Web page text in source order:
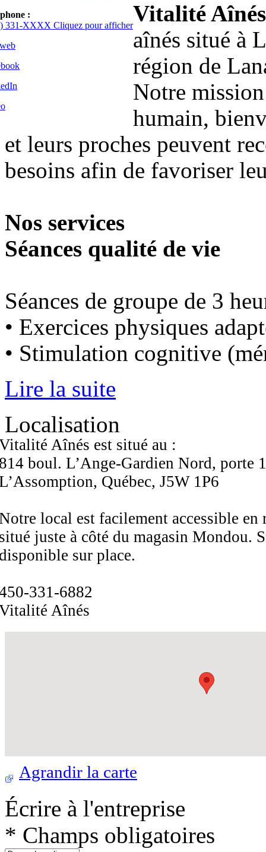
:
331-XXXX Cliquez pour afficherVitalité Aînés
aînés situé à
région de
Notre
humain,
et leurs proches peuvent
besoins afin de favoriser
Nos services
Séances qualité de vie
Séances de groupe de 3
• Exercices physiques
• Stimulation cognitive
Lire la suite
Localisation
Aînés est situé au :
boul. L’Ange-Gardien Nord, porte
Québec, J5W 1P6
local est facilement accessible en
juste à côté du magasin Mondou.
sur place.
331-6882
Aînés
Agrandir la carte
Écrire à l'entreprise
* Champs obligatoires